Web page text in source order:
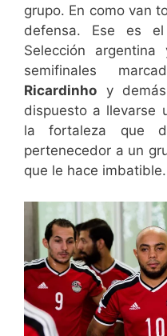
grupo. En como van
defensa. Ese es
Selección
semifinales
Ricardinho y
dispuesto a llevarse
la fortaleza que
pertenecedor a un
que le hace imbatible.